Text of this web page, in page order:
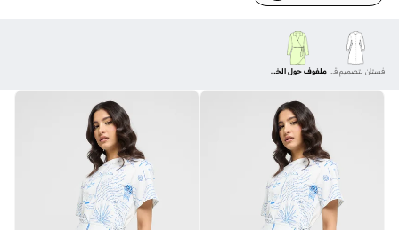
فستان بتصميم قميص ملفوف حول الخصر